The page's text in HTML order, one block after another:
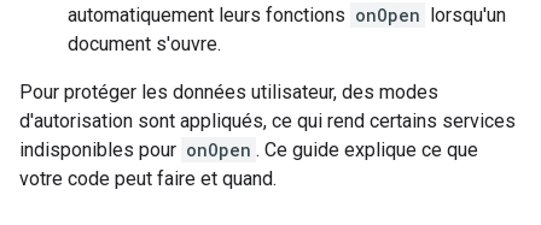
automatiquement leurs fonctions onOpen lorsqu'un
document s'ouvre.
Pour protéger les données utilisateur, des modes
d'autorisation sont appliqués, ce qui rend certains services
indisponibles pour onOpen . Ce guide explique ce que
votre code peut faire et quand.